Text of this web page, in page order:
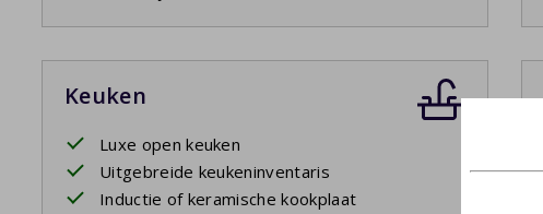
Keuken
Luxe open keuken
Uitgebreide keukeninventaris
Inductie of keramische kookplaat